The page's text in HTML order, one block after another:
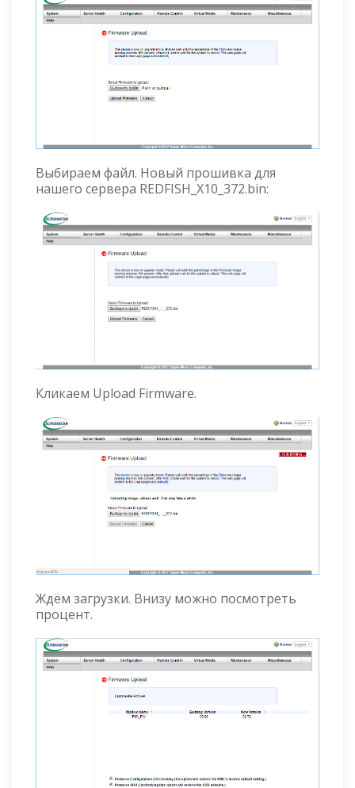
Выбираем файл. Новый прошивка для
нашего сервера REDFISH_X10_372.bin:
Кликаем Upload Firmware.
Ждём загрузки. Внизу можно посмотреть
процент.